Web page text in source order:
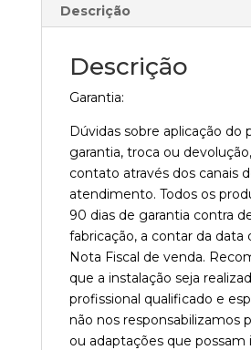
Descrição
Descrição
Garantia:
Dúvidas sobre aplicação do
garantia, troca ou
contato através dos canais
atendimento. Todos os
90 dias de garantia contra
fabricação, a contar da data
Nota Fiscal de venda.
que a instalação seja
profissional qualificado e
não nos responsabilizamos
ou adaptações que possam